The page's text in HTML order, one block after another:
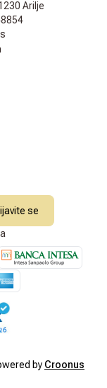
Arilje
se
by Croonus